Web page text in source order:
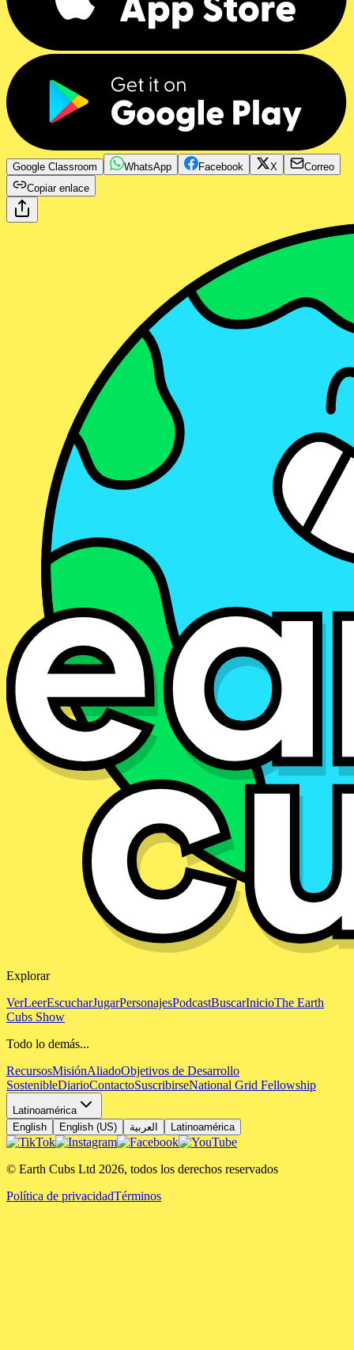
Google Classroom WhatsApp Facebook X
Correo
Copiar enlace
Explorar
VerLeerEscucharJugarPersonajesPodcastBuscarInicioThe Earth
Cubs Show
Todo lo demás...
RecursosMisiónAliadoObjetivos de Desarrollo
SostenibleDiarioContactoSuscribirseNational Grid Fellowship
Latinoamérica
English
English (US) العربية Latinoamérica
© Earth Cubs Ltd 2026, todos los derechos reservados
Política de privacidadTérminos